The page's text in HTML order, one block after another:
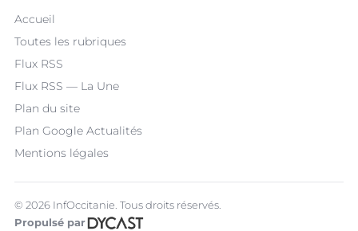
Accueil
Toutes les rubriques
Flux RSS
Flux RSS — La Une
Plan du site
Plan Google Actualités
Mentions légales
© 2026 InfOccitanie. Tous droits réservés.
Propulsé par